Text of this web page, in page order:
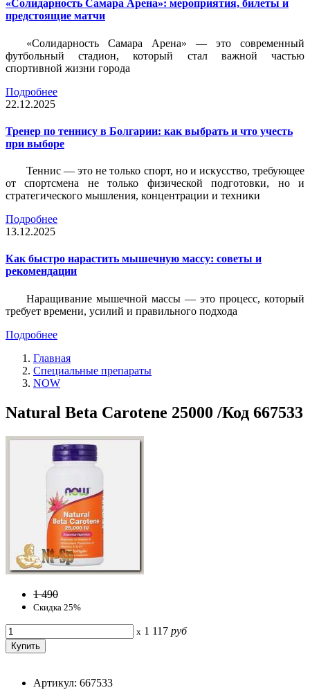
«Солидарность Самара Арена»: мероприятия, билеты и
предстоящие матчи
«Солидарность Самара Арена» — это современный
футбольный стадион, который стал важной частью
спортивной жизни города
Подробнее
22.12.2025
Тренер по теннису в Болгарии: как выбрать и что учесть
при выборе
Теннис — это не только спорт, но и искусство, требующее
от спортсмена не только физической подготовки, но и
стратегического мышления, концентрации и техники
Подробнее
13.12.2025
Как быстро нарастить мышечную массу: советы и
рекомендации
Наращивание мышечной массы — это процесс, который
требует времени, усилий и правильного подхода
Подробнее
Главная
Специальные препараты
NOW
Natural Beta Carotene 25000 /Код 667533
1 490
Скидка 25%
x 1 117 руб
Артикул: 667533